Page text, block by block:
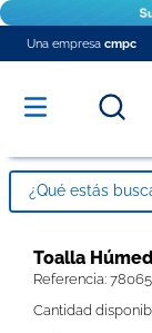
Una empresa cmpc
¿Qué estás
Toalla
Referencia:
Cantidad
TÉRMINOS
1.
pañales
2.
papel